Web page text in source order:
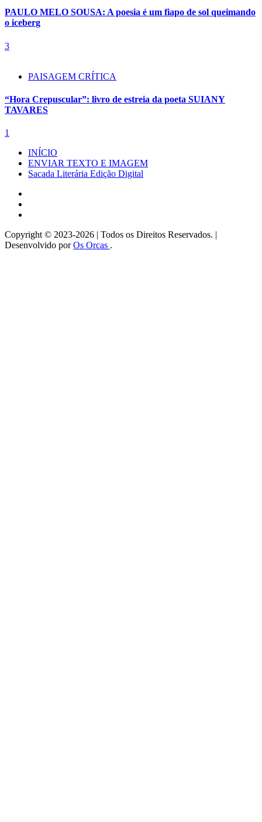
PAULO MELO SOUSA: A poesia é um fiapo de sol queimando
o iceberg
3
PAISAGEM CRÍTICA
“Hora Crepuscular”: livro de estreia da poeta SUIANY
TAVARES
1
INÍCIO
ENVIAR TEXTO E IMAGEM
Sacada Literária Edição Digital
Copyright © 2023-2026 | Todos os Direitos Reservados. |
Desenvolvido porOs Orcas .